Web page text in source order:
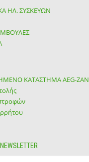
ΗΛ. ΣΥΣΚΕΥΩΝ
ΚΑΤΑΣΤΗΜΑ ΑΕG-